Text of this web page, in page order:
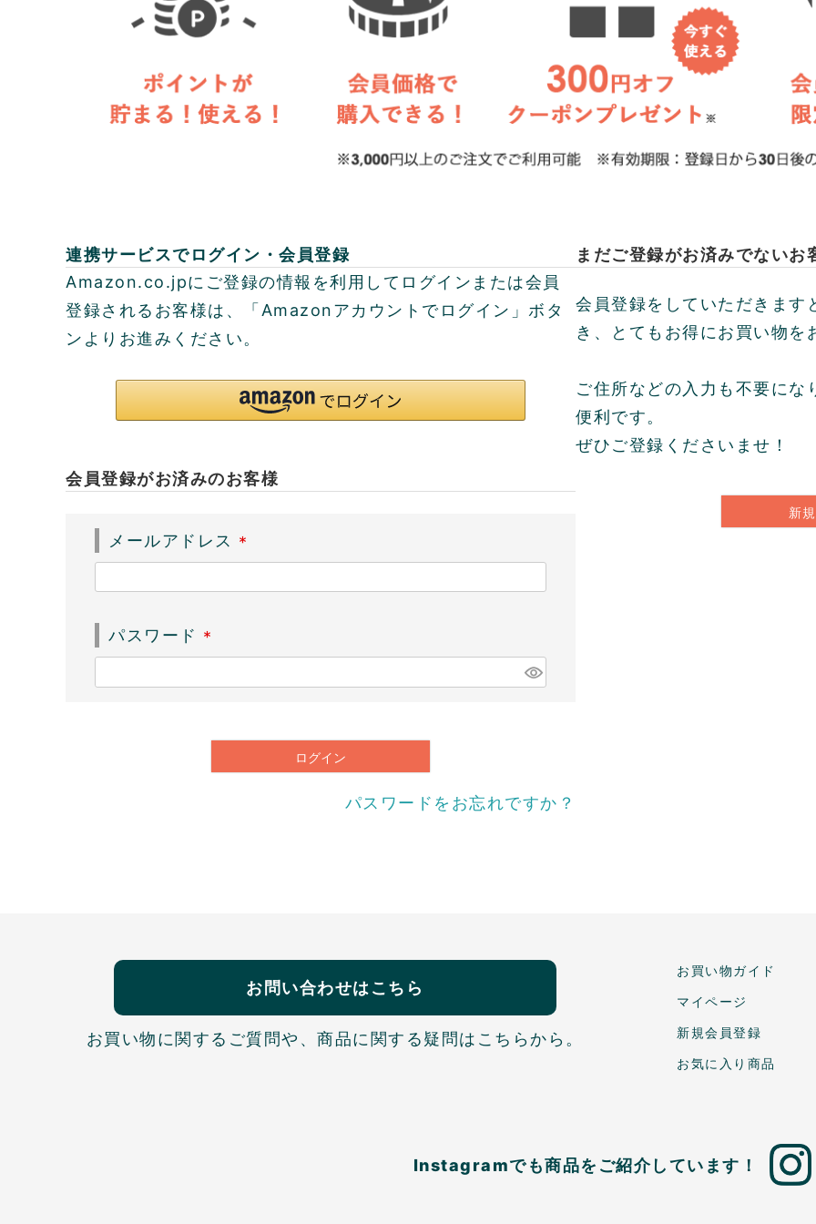
連携サービスでログイン・会員登録
Amazon.co.jpにご登録の情報を利用してログインまたは会員
登録されるお客様は、「Amazonアカウントでログイン」ボタ
ンよりお進みください。
会員登録がお済みのお客様
メールアドレス
(
必
パスワード
(
必
ログイン
パスワードをお忘れですか？
まだご登録がお済みでないお
会員登録をしていただきます
き、とてもお得にお買い物を
ご住所などの入力も不要にな
便利です。
ぜひご登録くださいませ！
新
お問い合わせはこちら
お買い物に関するご質問や、商品に関する疑問はこちらから。
お買い物ガイド
マイページ
新規会員登録
お気に入り商品
Instagramでも商品を ご紹介しています！